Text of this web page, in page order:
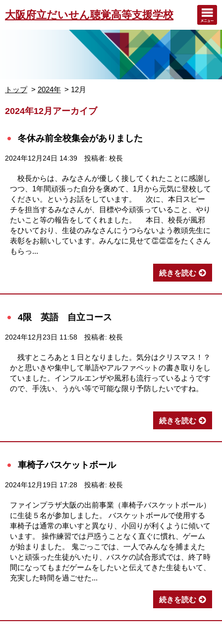
大阪府立だいせん聴覚高等支援学校
トップ 2024年 12月
2024年12月アーカイブ
冬休み前全校集会がありました
2024年12月24日 14:39 投稿者: 校長
校長からは、みなさんが優しく接してくれたことに感謝し
つつ、1年間頑張った自分を褒めて、1月から元気に登校して
ください。というお話をしています。 次に、本日スピー
チを担当するみなさんが、目標や今頑張っていること、やり
たいこと等の報告をしてくれました。 本日、校長が風邪
をひいており、生徒のみなさんにうつらないよう教頭先生に
表彰をお願いしています。みんなに見せて👏👏👏をたくさん
もらっ...
続きを読む
4限 英語 自立コース
2024年12月23日 11:58 投稿者: 校長
残すところあと１日となりました。気分はクリスマス！？
かと思いきや集中して単語やアルファベットの書き取りをし
ていました。インフルエンザや風邪も流行っているようです
ので、手洗い、うがい等で可能な限り予防したいですね。
続きを読む
車椅子バスケットボール
2024年12月19日 17:28 投稿者: 校長
ファインプラザ大阪の出前事業（車椅子バスケットボール）
に生徒５名が参加しました。 バスケットボールで使用する
車椅子は通常の車いすと異なり、小回りが利くように傾いて
います。 操作練習では戸惑うことなく直ぐに慣れ、ゲーム
が始まりました。 鬼ごっこでは、一人でみんなを捕まえた
いと頑張った生徒がいたり、バスケの試合形式では、終了時
間になってもまだゲームをしたいと伝えてきた生徒もいて、
充実した時間を過ごせた...
続きを読む